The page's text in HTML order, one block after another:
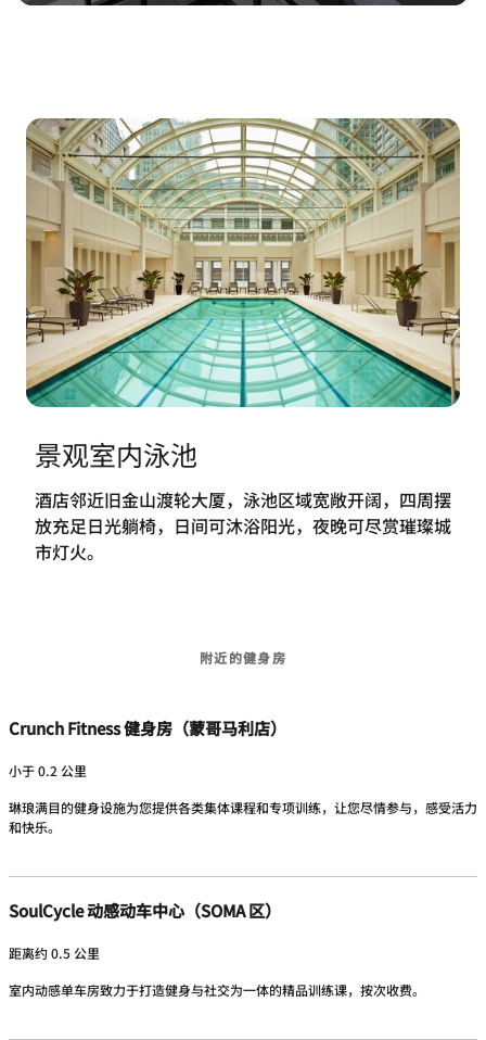
景观室内泳池
酒店邻近旧金山渡轮大厦，泳池区域宽敞开阔，四周摆
放充足日光躺椅，日间可沐浴阳光，夜晚可尽赏璀璨城
市灯火。
附近的健身房
Crunch Fitness 健身房（蒙哥马利店）
小于 0.2 公里
琳琅满目的健身设施为您提供各类集体课程和专项训练，让您尽情参与，感受活力
和快乐。
SoulCycle 动感动车中心（SOMA 区）
距离约 0.5 公里
室内动感单车房致力于打造健身与社交为一体的精品训练课，按次收费。